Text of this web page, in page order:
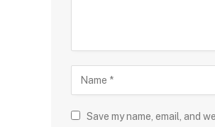
Save my name, email, and